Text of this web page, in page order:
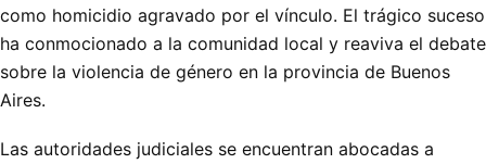
como homicidio agravado por el vínculo. El trágico suceso
ha conmocionado a la comunidad local y reaviva el debate
sobre la violencia de género en la provincia de Buenos
Aires.
Las autoridades judiciales se encuentran abocadas a